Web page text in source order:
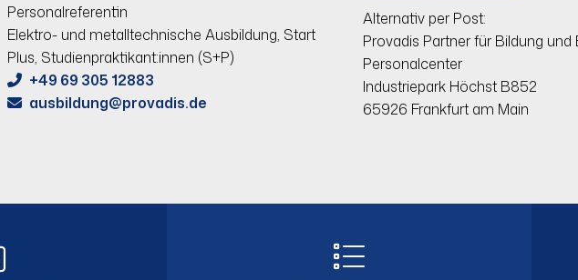
Personalreferentin
Elektro- und metalltechnische Ausbildung, Start
Plus, Studienpraktikant:innen (S+P)
+49 69 305 12883
ausbildung@provadis.de
Alternativ per Post:
Provadis Partner für Bildung
Personalcenter
Industriepark Höchst B852
65926 Frankfurt am Main